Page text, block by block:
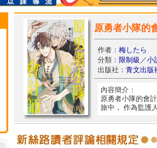
原勇者小隊的
作者： 梅したら
分類： 限制級 ／小
出版社： 青文出版
內容簡介：
原勇者小隊的會
旅中， 作為監護